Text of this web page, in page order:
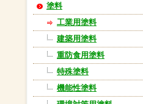
塗料
工業用塗料
建築用塗料
重防食用塗料
特殊塗料
機能性塗料